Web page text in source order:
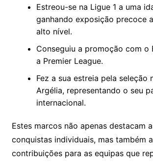
Estreou-se na Ligue 1 a uma
ganhando exposição precoce
alto nível.
Conseguiu a promoção com o
a Premier League.
Fez a sua estreia pela seleção
Argélia, representando o seu
internacional.
Estes marcos não apenas destacam
conquistas individuais, mas também
contribuições para as equipas que